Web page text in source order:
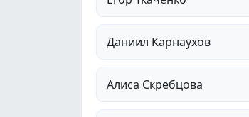
Даниил Карнаухов
Алиса Скребцова